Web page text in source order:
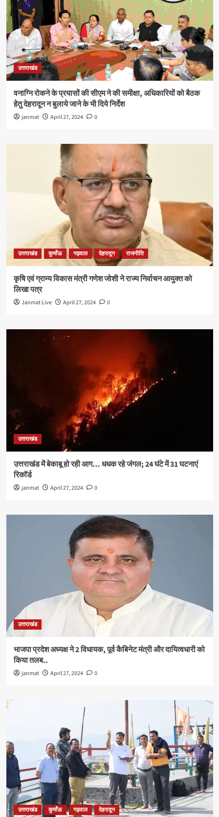
उत्तराखंड
वनाग्नि रोकने के प्रयासों की सीएम ने की समीक्षा, अधिकारियों को बैठक
हेतु देहरादून न बुलाये जाने के भी दिये निर्देश
janmat April 27, 2024 0
उत्तराखंड कुमाँऊ गढ़वाल देहरादून राजनीति
कृषि एवं ग्राम्य विकास मंत्री गणेश जोशी ने राज्य निर्वाचन आयुक्त को
लिखा पत्र
Janmat Live April 27, 2024 0
उत्तराखंड
उत्तराखंड में बेकाबू हो रही आग… धधक रहे जंगल; 24 घंटे में 31 घटनाएं
रिकॉर्ड
janmat April 27, 2024 0
उत्तराखंड
भाजपा प्रदेश अध्यक्ष ने 2 विधायक, पूर्व कैबिनेट मंत्री और दायित्वधारी को
किया तलब..
janmat April 27, 2024 0
उत्तराखंड कुमाँऊ गढ़वाल देहरादून